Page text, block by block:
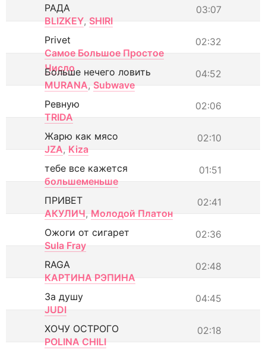
03:07
РАДА
BLIZKEY, SHIRI
02:32
Privet
Самое Большое Простое
Число
04:52
Больше нечего ловить
MURANA, Subwave
02:06
Ревную
TRIDA
02:10
Жарю как мясо
JZA, Kiza
01:51
тебе все кажется
большеменьше
02:41
ПРИВЕТ
АКУЛИЧ, Молодой Платон
02:36
Ожоги от сигарет
Sula Fray
02:48
RAGA
КАРТИНА РЭПИНА
04:45
За душу
JUDI
02:18
ХОЧУ ОСТРОГО
POLINA CHILI